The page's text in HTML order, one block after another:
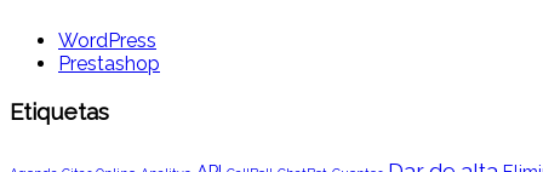
WordPress
Prestashop
Etiquetas